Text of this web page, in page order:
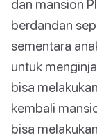
dan mansion
berdandan
sementara
untuk
bisa
kembali
bisa